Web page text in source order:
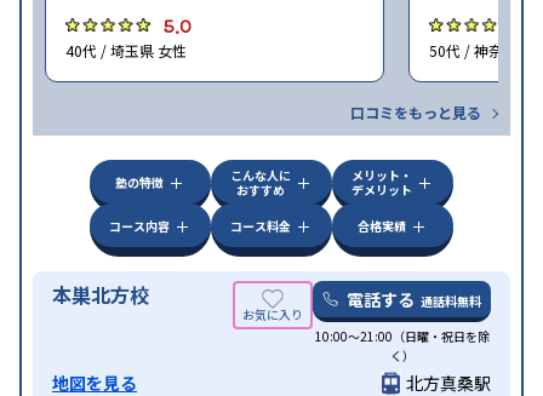
5.0
40代 / 埼玉県 女性 50代 / 神奈川県
口コミをもっと見る
塾の特徴
こんな人に
おすすめ
メリット・
デメリット
コース内容
コース料金 合格実績
本巣北方校 電話する 通話料無料
10:00～21:00（日曜・祝日を除
く）
地図を見る 北方真桑駅